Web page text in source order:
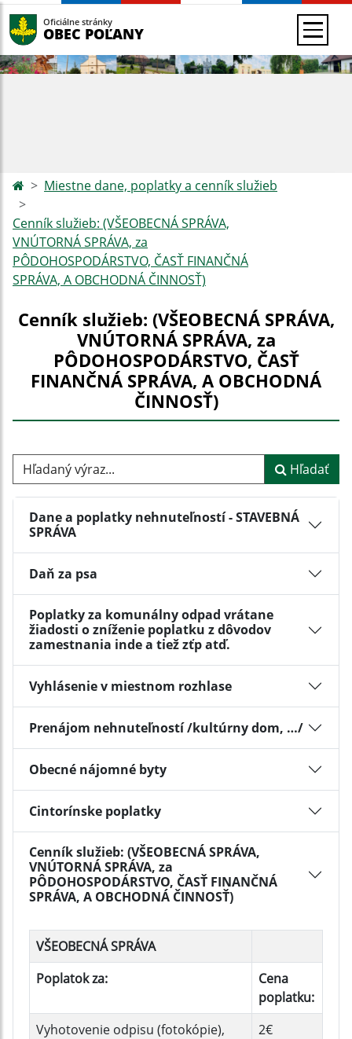
Oficiálne stránky
OBEC POĽANY
Miestne dane, poplatky a cenník služieb
Cenník služieb: (VŠEOBECNÁ SPRÁVA,
VNÚTORNÁ SPRÁVA, za
PÔDOHOSPODÁRSTVO, ČASŤ FINANČNÁ
SPRÁVA, A OBCHODNÁ ČINNOSŤ)
Cenník služieb: (VŠEOBECNÁ SPRÁVA,
VNÚTORNÁ SPRÁVA, za
PÔDOHOSPODÁRSTVO, ČASŤ
FINANČNÁ SPRÁVA, A OBCHODNÁ
ČINNOSŤ)
Hľadaný výraz... Hľadať
Dane a poplatky nehnuteľností - STAVEBNÁ
SPRÁVA
Daň za psa
Poplatky za komunálny odpad vrátane
žiadosti o zníženie poplatku z dôvodov
zamestnania inde a tiež zťp atď.
Vyhlásenie v miestnom rozhlase
Prenájom nehnuteľností /kultúrny dom, …/
Obecné nájomné byty
Cintorínske poplatky
Cenník služieb: (VŠEOBECNÁ SPRÁVA,
VNÚTORNÁ SPRÁVA, za
PÔDOHOSPODÁRSTVO, ČASŤ FINANČNÁ
SPRÁVA, A OBCHODNÁ ČINNOSŤ)
VŠEOBECNÁ SPRÁVA
Poplatok za:
Cena
poplatku:
Vyhotovenie odpisu (fotokópie),
2€